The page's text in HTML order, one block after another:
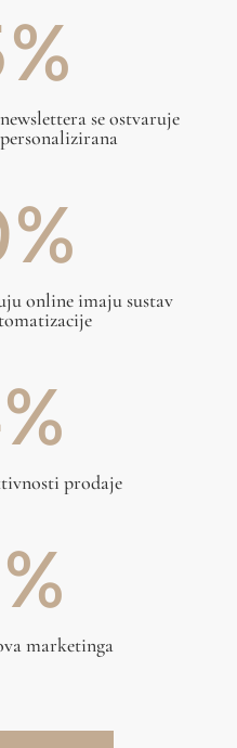
%
se ostvaruje
%
online imaju sustav
%
prodaje
%
marketinga